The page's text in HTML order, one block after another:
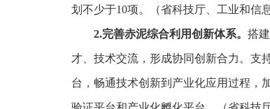
划不少于10项。（省科技厅、工业和信
2.完善赤泥综合利用创新体系。 搭
才、技术交流，形成协同创新合力。支
台，畅通技术创新到产业化应用过程，